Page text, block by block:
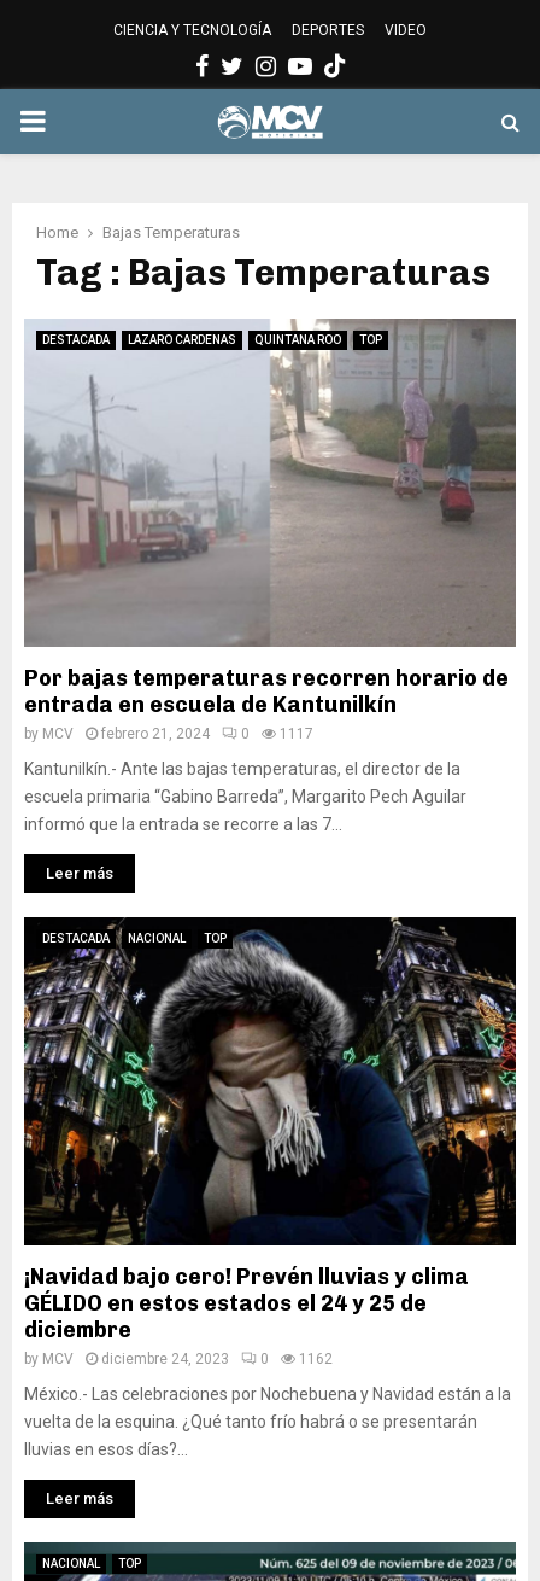
CIENCIA Y TECNOLOGÍA DEPORTES VIDEO
Facebook
Twitter
Instagram
Youtube
PRIMARY
Home Bajas Temperaturas
Tag : Bajas Temperaturas
DESTACADA LAZARO CARDENAS QUINTANA ROO TOP
Por bajas temperaturas recorren horario de
entrada en escuela de Kantunilkín
by MCV febrero 21, 2024 0 1117
Kantunilkín.- Ante las bajas temperaturas, el director de la
escuela primaria “Gabino Barreda”, Margarito Pech Aguilar
informó que la entrada se recorre a las 7...
Leer más
DESTACADA NACIONAL TOP
¡Navidad bajo cero! Prevén lluvias y clima
GÉLIDO en estos estados el 24 y 25 de
diciembre
by MCV diciembre 24, 2023 0 1162
México.- Las celebraciones por Nochebuena y Navidad están a la
vuelta de la esquina. ¿Qué tanto frío habrá o se presentarán
lluvias en esos días?...
Leer más
NACIONAL TOP